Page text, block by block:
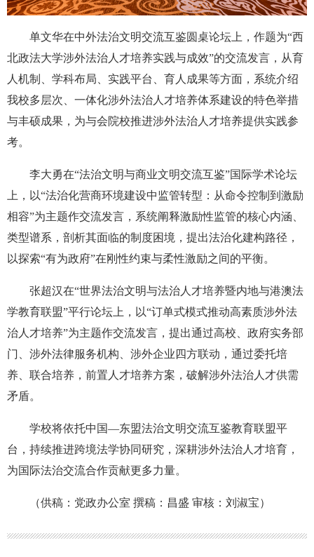
单文华在中外法治文明交流互鉴圆桌论坛上，作题为“西
北政法大学涉外法治人才培养实践与成效”的交流发言，从育
人机制、学科布局、实践平台、育人成果等方面，系统介绍
我校多层次、一体化涉外法治人才培养体系建设的特色举措
与丰硕成果，为与会院校推进涉外法治人才培养提供实践参
考。
李大勇在“法治文明与商业文明交流互鉴”国际学术论坛
上，以“法治化营商环境建设中监管转型：从命令控制到激励
相容”为主题作交流发言，系统阐释激励性监管的核心内涵、
类型谱系，剖析其面临的制度困境，提出法治化建构路径，
以探索“有为政府”在刚性约束与柔性激励之间的平衡。
张超汉在“世界法治文明与法治人才培养暨内地与港澳法
学教育联盟”平行论坛上，以“订单式模式推动高素质涉外法
治人才培养”为主题作交流发言，提出通过高校、政府实务部
门、涉外法律服务机构、涉外企业四方联动，通过委托培
养、联合培养，前置人才培养方案，破解涉外法治人才供需
矛盾。
学校将依托中国—东盟法治文明交流互鉴教育联盟平
台，持续推进跨境法学协同研究，深耕涉外法治人才培育，
为国际法治交流合作贡献更多力量。
（供稿：党政办公室 撰稿：昌盛 审核：刘淑宝）